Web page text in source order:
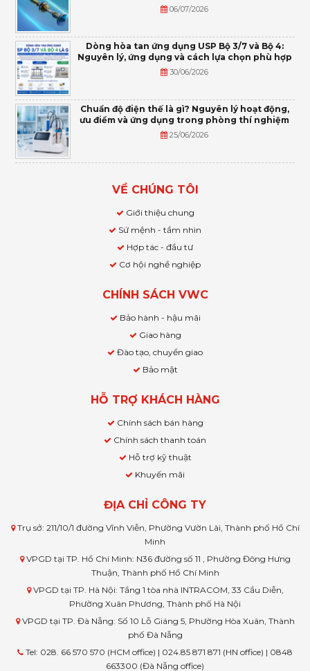
06/07/2026
Dòng hòa tan ứng dụng USP Bộ 3/7 và Bộ 4:
Nguyên lý, ứng dụng và cách lựa chọn phù hợp
30/06/2026
Chuẩn độ điện thế là gì? Nguyên lý hoạt động,
ưu điểm và ứng dụng trong phòng thí nghiệm
25/06/2026
VỀ CHÚNG TÔI
Giới thiệu chung
Sứ mệnh - tầm nhìn
Hợp tác - đầu tư
Cơ hội nghề nghiệp
CHÍNH SÁCH VWC
Bảo hành - hậu mãi
Giao hàng
Đào tạo, chuyển giao
Bảo mật
HỖ TRỢ KHÁCH HÀNG
Chính sách bán hàng
Chính sách thanh toán
Hỗ trợ kỹ thuật
Khuyến mãi
ĐỊA CHỈ CÔNG TY
Trụ sở: 211/10/1 đường Vĩnh Viễn, Phường Vườn Lài, Thành phố Hồ Chí
Minh
VPGD tại TP. Hồ Chí Minh: N36 đường số 11 , Phường Đông Hưng
Thuận, Thành phố Hồ Chí Minh
VPGD tại TP. Hà Nội: Tầng 1 tòa nhà INTRACOM, 33 Cầu Diễn,
Phường Xuân Phương, Thành phố Hà Nội
VPGD tại TP. Đà Nẵng: Số 10 Lỗ Giáng 5, Phường Hòa Xuân, Thành
phố Đà Nẵng
Tel: 028. 66 570 570 (HCM office) | 024.85 871 871 (HN office) | 0848
663300 (Đà Nẵng office)